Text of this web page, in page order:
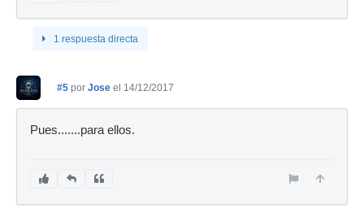
1 respuesta directa
#5 por Jose el 14/12/2017
Pues.......para ellos.